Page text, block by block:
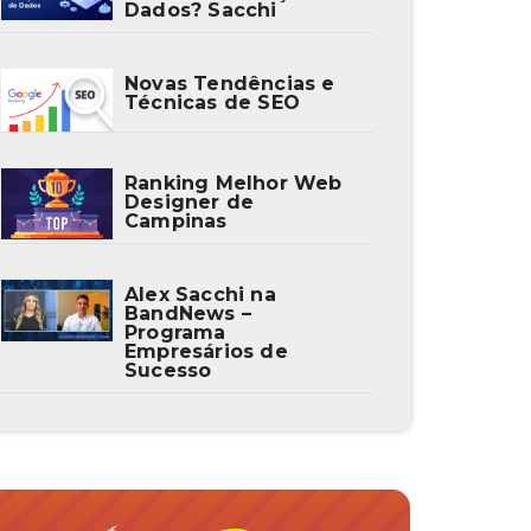
Dados? Sacchi
Novas Tendências e
Técnicas de SEO
Ranking Melhor Web
Designer de
Campinas
Alex Sacchi na
BandNews –
Programa
Empresários de
Sucesso